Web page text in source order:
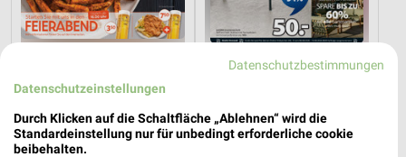
Angebote ab 08.08.
2,1 km
JYSK mömax
Datenschutzbestimmungen
Datenschutzeinstellungen
Durch Klicken auf die Schaltfläche „Ablehnen“ wird die
Standardeinstellung nur für unbedingt erforderliche cookie
beibehalten.